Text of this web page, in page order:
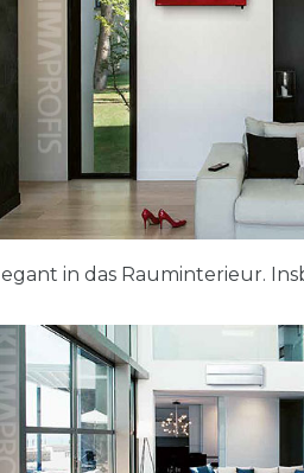
in das Rauminterieur.